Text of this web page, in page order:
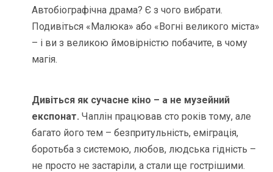
Автобіографічна драма? Є з чого вибрати.
Подивіться «Малюка» або «Вогні великого міста»
– і ви з великою ймовірністю побачите, в чому
магія.
Дивіться як сучасне кіно – а не музейний
експонат.Чаплін працював сто років тому, але
багато його тем – безпритульність, еміграція,
боротьба з системою, любов, людська гідність –
не просто не застаріли, а стали ще гострішими.